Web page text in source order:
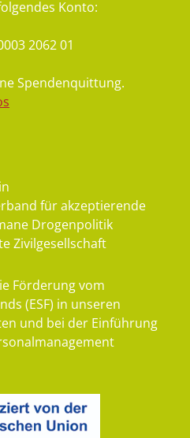
Konto:
2062 01
Spendenquittung.
für akzeptierende
Drogenpolitik
Zivilgesellschaft
Förderung vom
(ESF) in unseren
und bei der Einführung